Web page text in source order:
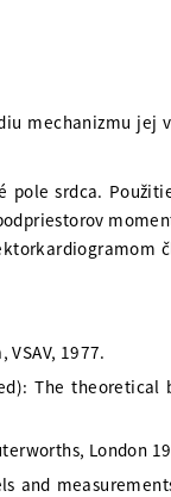
mechanizmu jej
pole srdca.
1977.
The theoretical
London
and